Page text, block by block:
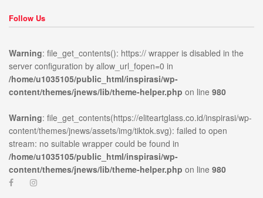
Follow Us
Warning: file_get_contents(): https:// wrapper is disabled in the
server configuration by allow_url_fopen=0 in
/home/u1035105/public_html/inspirasi/wp-
content/themes/jnews/lib/theme-helper.php on line 980
Warning: file_get_contents(https://eliteartglass.co.id/inspirasi/wp-
content/themes/jnews/assets/img/tiktok.svg): failed to open
stream: no suitable wrapper could be found in
/home/u1035105/public_html/inspirasi/wp-
content/themes/jnews/lib/theme-helper.php on line 980
inspirasi/wp-
lib/theme-
on
line
980Warning:
file_get_contents(https://
content/themes/jnews/